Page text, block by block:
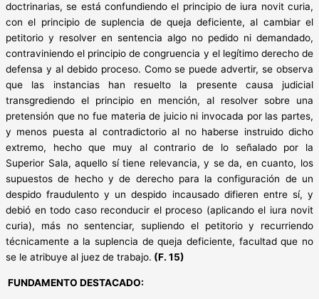
doctrinarias, se está confundiendo el principio de iura novit curia,
con el principio de suplencia de queja deficiente, al cambiar el
petitorio y resolver en sentencia algo no pedido ni demandado,
contraviniendo el principio de congruencia y el legítimo derecho de
defensa y al debido proceso. Como se puede advertir, se observa
que las instancias han resuelto la presente causa judicial
transgrediendo el principio en mención, al resolver sobre una
pretensión que no fue materia de juicio ni invocada por las partes,
y menos puesta al contradictorio al no haberse instruido dicho
extremo, hecho que muy al contrario de lo señalado por la
Superior Sala, aquello sí tiene relevancia, y se da, en cuanto, los
supuestos de hecho y de derecho para la configuración de un
despido fraudulento y un despido incausado difieren entre sí, y
debió en todo caso reconducir el proceso (aplicando el iura novit
curia), más no sentenciar, supliendo el petitorio y recurriendo
técnicamente a la suplencia de queja deficiente, facultad que no
se le atribuye al juez de trabajo. (F. 15)
FUNDAMENTO DESTACADO: